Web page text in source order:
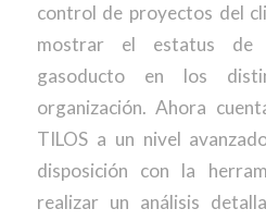
control de proyectos del
mostrar el estatus de
gasoducto en los
organización. Ahora
TILOS a un nivel
disposición con la
realizar un análisis